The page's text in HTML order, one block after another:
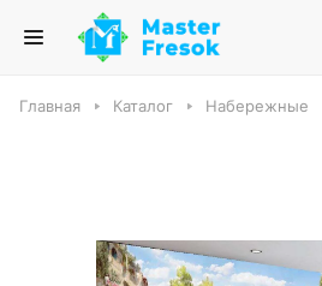
Главная Каталог Набережные